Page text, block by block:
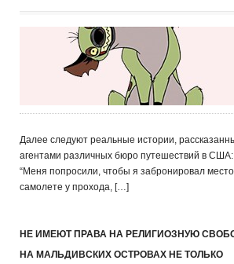
Далее следуют реальные истории,
агентами различных бюро путешествий в
“Меня попросили, чтобы я забронировал
самолете у прохода, […]
НЕ ИМЕЮТ ПРАВА НА РЕЛИГИОЗНУЮ
НА МАЛЬДИВСКИХ ОСТРОВАХ НЕ ТОЛЬКО